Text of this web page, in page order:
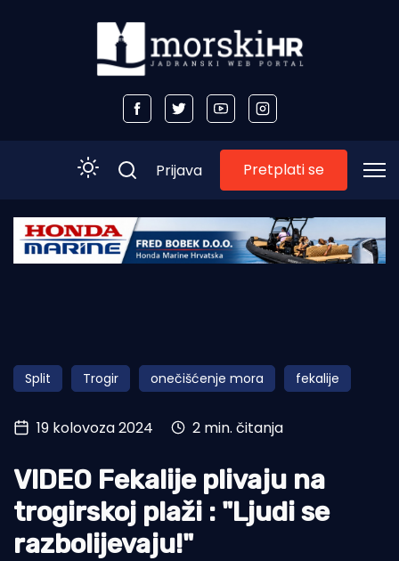
Početna
Obala
Otoci
Turizam i nautika
Pomorstvo
Ribolov
Ekologija
Prijava Pretplati se
Split Trogir onečišćenje mora fekalije
19 kolovoza 2024 2 min. čitanja
VIDEO Fekalije plivaju na
trogirskoj plaži : "Ljudi se
razbolijevaju!"